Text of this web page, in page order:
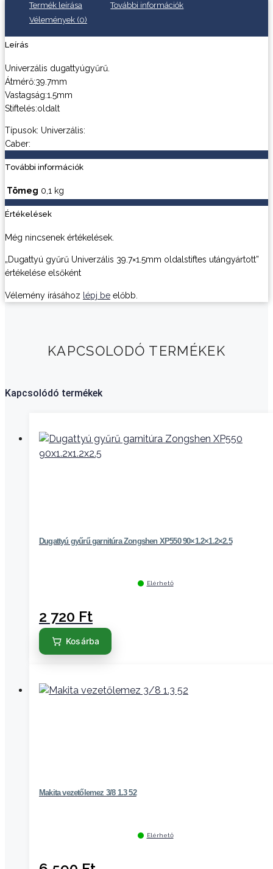
Termék leírása
További információk
Vélemények (0)
Leírás
Univerzális dugattyúgyűrű.
Átmérő:39.7mm
Vastagság:1.5mm
Stiftelés:oldalt
Típusok: Univerzális:
Caber:
További információk
Tömeg 0,1 kg
Értékelések
Még nincsenek értékelések.
„Dugattyú gyűrű Univerzális 39.7×1.5mm oldalstiftes utángyártott”
értékelése elsőként
Vélemény írásához lépj be előbb.
KAPCSOLODÓ TERMÉKEK
Kapcsolódó termékek
Dugattyú gyűrű garnitúra Zongshen XP550 90×1.2×1.2×2.5
Elérhető
2 720 Ft
Kosárba
Makita vezetőlemez 3/8 1.3 52
Elérhető